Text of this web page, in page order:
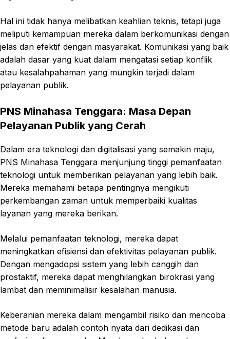
Hal ini tidak hanya melibatkan keahlian teknis, tetapi juga
meliputi kemampuan mereka dalam berkomunikasi dengan
jelas dan efektif dengan masyarakat. Komunikasi yang baik
adalah dasar yang kuat dalam mengatasi setiap konflik
atau kesalahpahaman yang mungkin terjadi dalam
pelayanan publik.
PNS Minahasa Tenggara: Masa Depan
Pelayanan Publik yang Cerah
Dalam era teknologi dan digitalisasi yang semakin maju,
PNS Minahasa Tenggara menjunjung tinggi pemanfaatan
teknologi untuk memberikan pelayanan yang lebih baik.
Mereka memahami betapa pentingnya mengikuti
perkembangan zaman untuk memperbaiki kualitas
layanan yang mereka berikan.
Melalui pemanfaatan teknologi, mereka dapat
meningkatkan efisiensi dan efektivitas pelayanan publik.
Dengan mengadopsi sistem yang lebih canggih dan
prostaktif, mereka dapat menghilangkan birokrasi yang
lambat dan meminimalisir kesalahan manusia.
Keberanian mereka dalam mengambil risiko dan mencoba
metode baru adalah contoh nyata dari dedikasi dan